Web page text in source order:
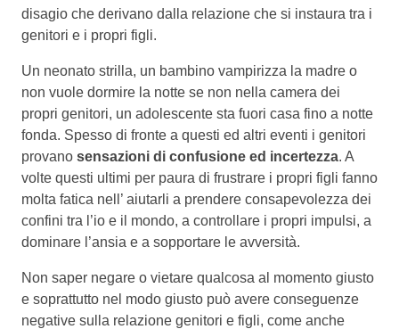
disagio che derivano dalla relazione che si instaura tra i
genitori e i propri figli.
Un neonato strilla, un bambino vampirizza la madre o
non vuole dormire la notte se non nella camera dei
propri genitori, un adolescente sta fuori casa fino a notte
fonda. Spesso di fronte a questi ed altri eventi i genitori
provano sensazioni di confusione ed incertezza. A
volte questi ultimi per paura di frustrare i propri figli fanno
molta fatica nell’ aiutarli a prendere consapevolezza dei
confini tra l’io e il mondo, a controllare i propri impulsi, a
dominare l’ansia e a sopportare le avversità.
Non saper negare o vietare qualcosa al momento giusto
e soprattutto nel modo giusto può avere conseguenze
negative sulla relazione genitori e figli, come anche